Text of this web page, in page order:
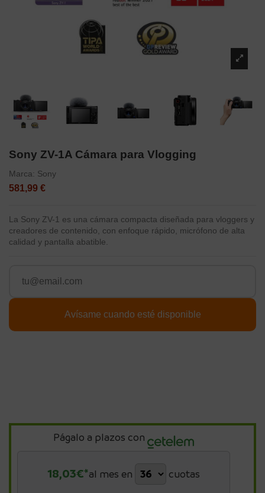
Sony ZV-1A Cámara para Vlogging
Marca: Sony
581,99 €
La Sony ZV-1 es una cámara compacta diseñada para vloggers y
creadores de contenido, con enfoque rápido, micrófono de alta
calidad y pantalla abatible.
Págalo a plazos con
18,03€*al mes en cuotas